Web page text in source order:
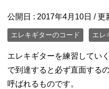
公開日 : 2017年4月10日 / 更
エレキギターのコード エレ
エレキギターを練習してい
で到達すると必ず直面する
呼ばれるものです。